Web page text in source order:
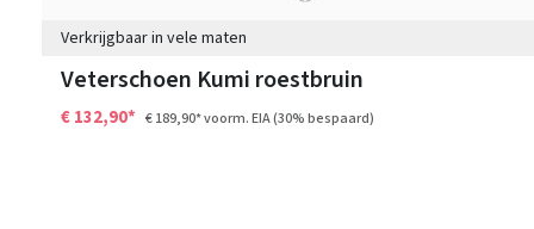
Verkrijgbaar in vele maten
Veterschoen Kumi roestbruin
€ 132,90* € 189,90*voorm. EIA(30% bespaard)